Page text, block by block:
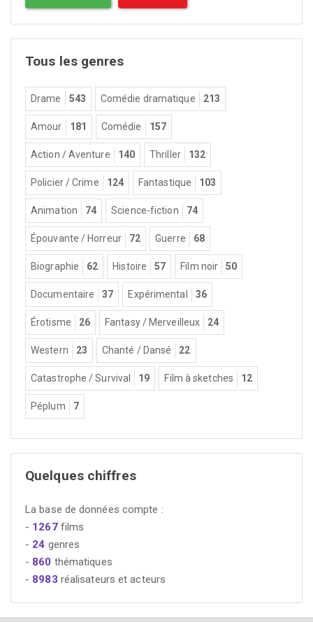
Tous les genres
Drame 543 Comédie dramatique 213
Amour 181 Comédie 157
Action / Aventure 140 Thriller 132
Policier / Crime 124 Fantastique 103
Animation 74 Science-fiction 74
Épouvante / Horreur 72 Guerre 68
Biographie 62 Histoire 57 Film noir 50
Documentaire 37 Expérimental 36
Érotisme 26 Fantasy / Merveilleux 24
Western 23 Chanté / Dansé 22
Catastrophe / Survival 19 Film à sketches 12
Péplum 7
Quelques chiffres
La base de données compte :
- 1267films
- 24 genres
- 860 thématiques
- 8983 réalisateurs et acteurs